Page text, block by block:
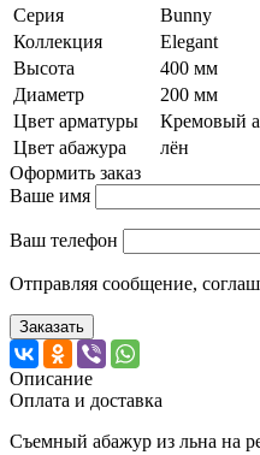
Серия
Bunny
Коллекция
Elegant
Высота
400 мм
Диаметр
200 мм
Цвет арматуры
Кремовый
Цвет абажура
лён
Оформить заказ
Ваше имя
Ваш телефон
Отправляя сообщение,
Заказать
Описание
Оплата и доставка
Съемный абажур из льна на